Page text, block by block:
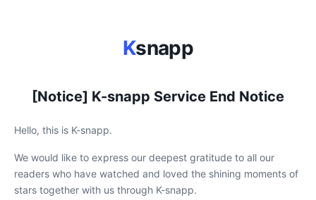
Ksnapp
[Notice] K-snapp Service End Notice
Hello, this is K-snapp.
We would like to express our deepest gratitude to all our
readers who have watched and loved the shining moments of
stars together with us through K-snapp.